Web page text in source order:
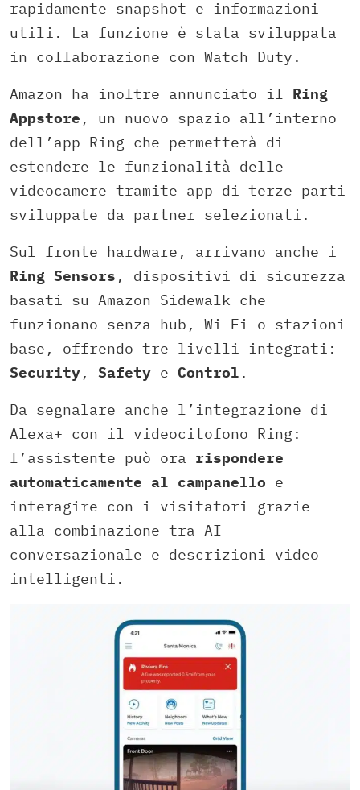
rapidamente snapshot e informazioni
utili. La funzione è stata sviluppata
in collaborazione con Watch Duty.
Amazon ha inoltre annunciato il Ring
Appstore , un nuovo spazio all’interno
dell’app Ring che permetterà di
estendere le funzionalità delle
videocamere tramite app di terze parti
sviluppate da partner selezionati.
Sul fronte hardware, arrivano anche i
Ring Sensors , dispositivi di sicurezza
basati su Amazon Sidewalk che
funzionano senza hub, Wi-Fi o stazioni
base, offrendo tre livelli integrati:
Security, Safety e Control .
Da segnalare anche l’integrazione di
Alexa+ con il videocitofono Ring:
l’assistente può ora rispondere
automaticamente al campanello e
interagire con i visitatori grazie
alla combinazione tra AI
conversazionale e descrizioni video
intelligenti.